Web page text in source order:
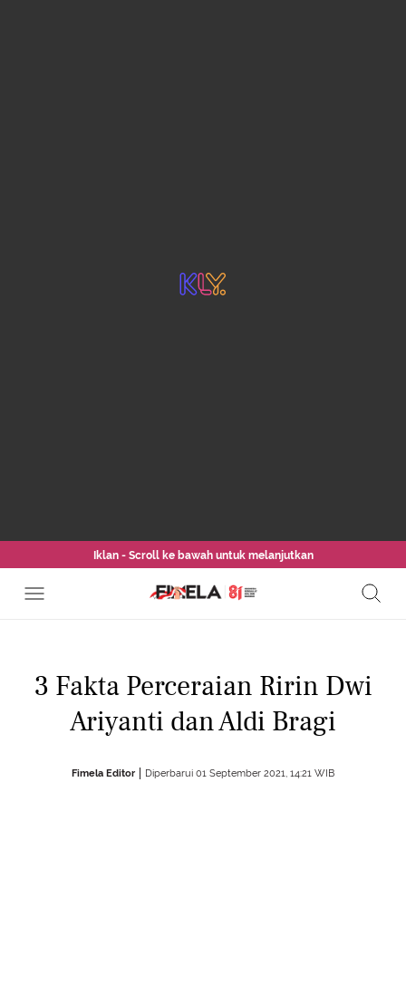
Iklan - Scroll ke bawah untuk melanjutkan
3 Fakta Perceraian Ririn Dwi
Ariyanti dan Aldi Bragi
Fimela Editor Diperbarui 01 September 2021, 14:21 WIB